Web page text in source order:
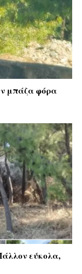
μπάζα φόρα
εύκολα,